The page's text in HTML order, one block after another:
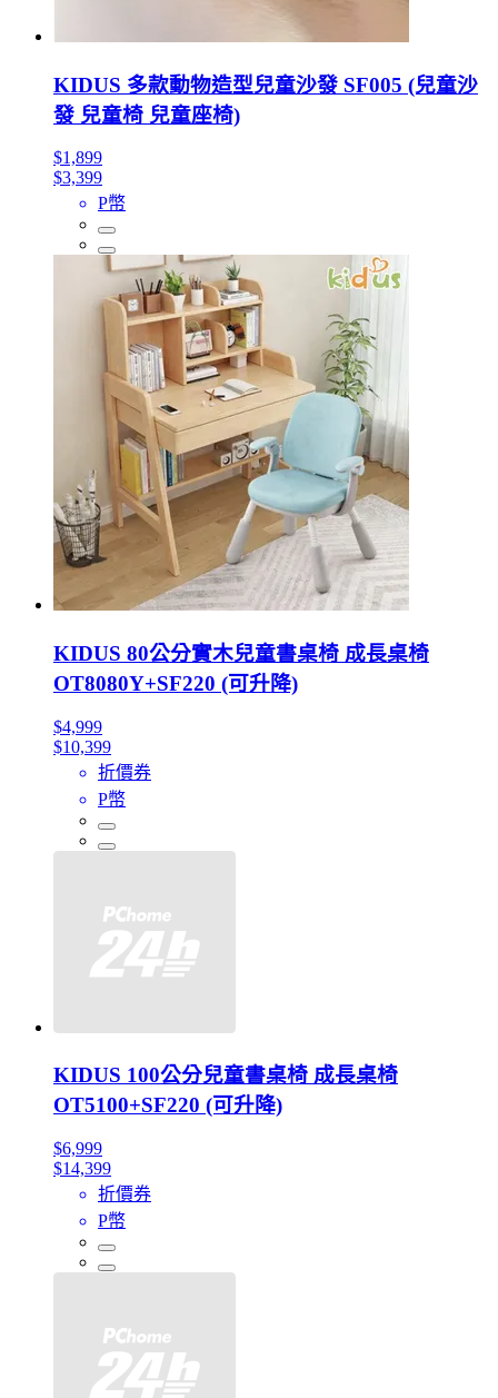
KIDUS 多款動物造型兒童沙發 SF005 (兒童沙
發 兒童椅 兒童座椅)
$1,899
$3,399
P幣
KIDUS 80公分實木兒童書桌椅 成長桌椅
OT8080Y+SF220 (可升降)
$4,999
$10,399
折價券
P幣
KIDUS 100公分兒童書桌椅 成長桌椅
OT5100+SF220 (可升降)
$6,999
$14,399
折價券
P幣